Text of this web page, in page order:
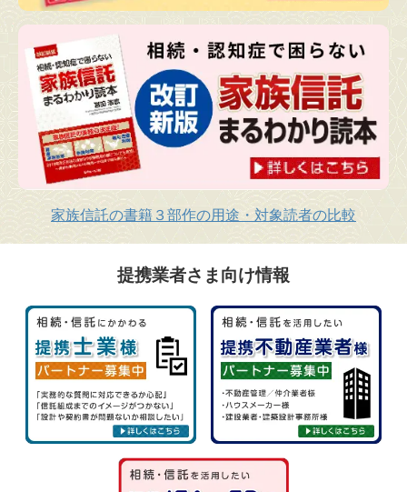
家族信託の書籍３部作の用途・対象読者の比較
提携業者さま向け情報